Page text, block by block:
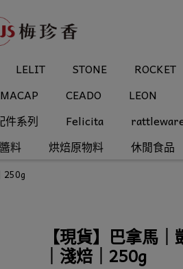
LELIT STONE
ROCKET
MACAP CEADO
LEON
件系列 Felicita
料 烘焙原物料 休閒食品
250g
【現貨】巴拿馬
｜淺焙｜250g